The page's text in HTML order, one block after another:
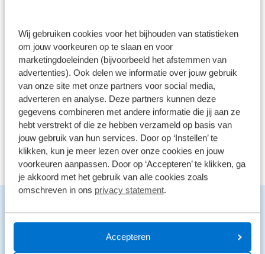
Wij gebruiken cookies voor het bijhouden van statistieken
om jouw voorkeuren op te slaan en voor
marketingdoeleinden (bijvoorbeeld het afstemmen van
advertenties). Ook delen we informatie over jouw gebruik
van onze site met onze partners voor social media,
adverteren en analyse. Deze partners kunnen deze
gegevens combineren met andere informatie die jij aan ze
hebt verstrekt of die ze hebben verzameld op basis van
jouw gebruik van hun services. Door op ‘Instellen’ te
klikken, kun je meer lezen over onze cookies en jouw
voorkeuren aanpassen. Door op ‘Accepteren’ te klikken, ga
je akkoord met het gebruik van alle cookies zoals
omschreven in ons privacy statement.
Accepteren
4 289 reviews
2 41 reviews
1 26 reviews
Bekijk alle reviews
We staan voor je klaar en helpen graag.
Stuur een bericht